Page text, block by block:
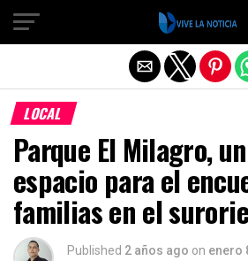
LOCAL
Parque El Milagro,
espacio para el
familias en el
Published 2 años ago on enero
Salir de la versión